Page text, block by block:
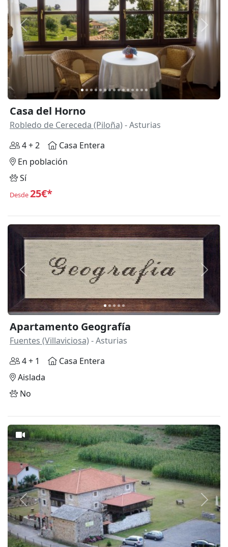
Anterior
Casa del Horno
Robledo de Cereceda (Piloña) - Asturias
4 + 2
Casa Entera
En población
Sí
Desde25€*
Anterior
Apartamento Geografía
Fuentes (Villaviciosa) - Asturias
4 + 1
Casa Entera
Aislada
No
Anterior